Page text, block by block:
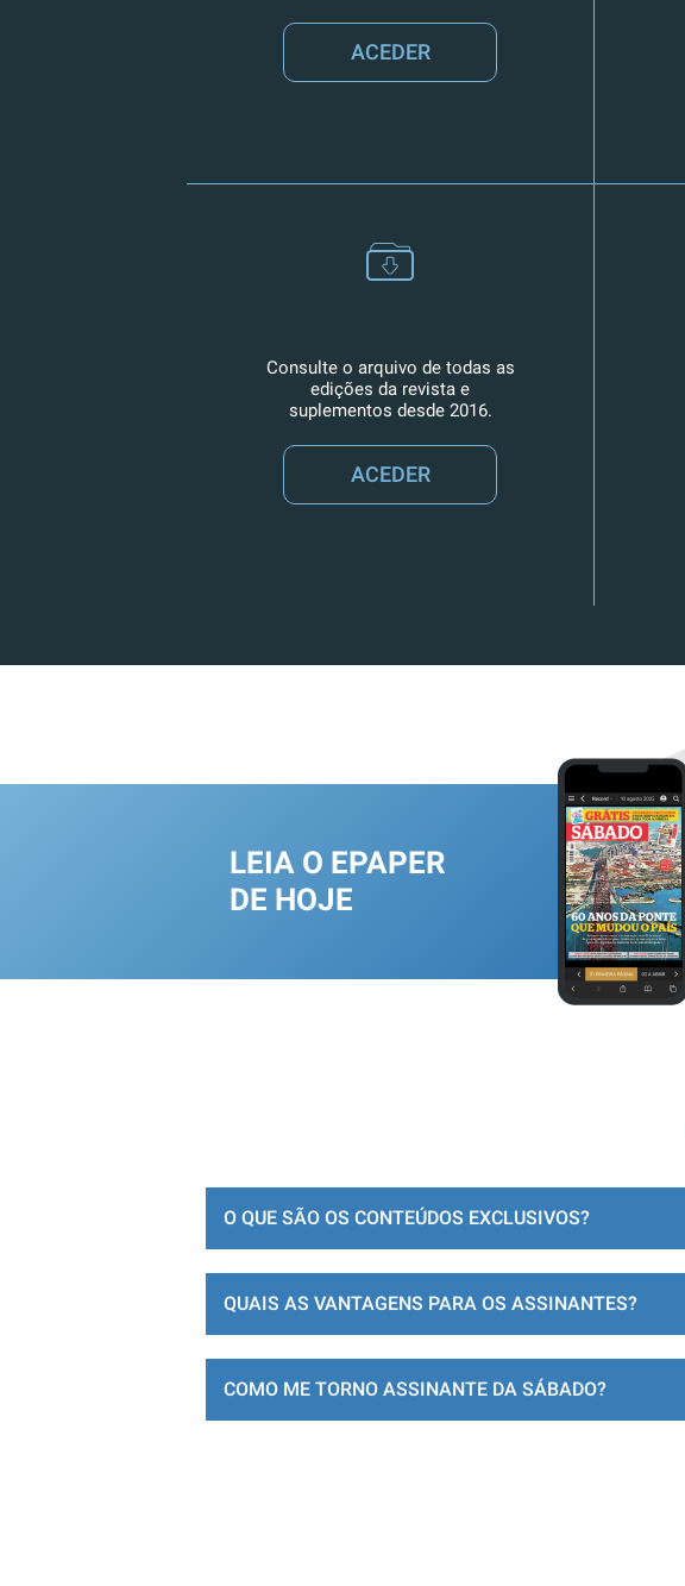
ACEDER
Consulte o arquivo de todas as
edições da revista e
suplementos desde 2016.
ACEDER
LEIA O EPAPER
DE HOJE
O QUE SÃO OS CONTEÚDOS EXCLUSIVOS?
QUAIS AS VANTAGENS PARA OS ASSINANTES?
COMO ME TORNO ASSINANTE DA SÁBADO?